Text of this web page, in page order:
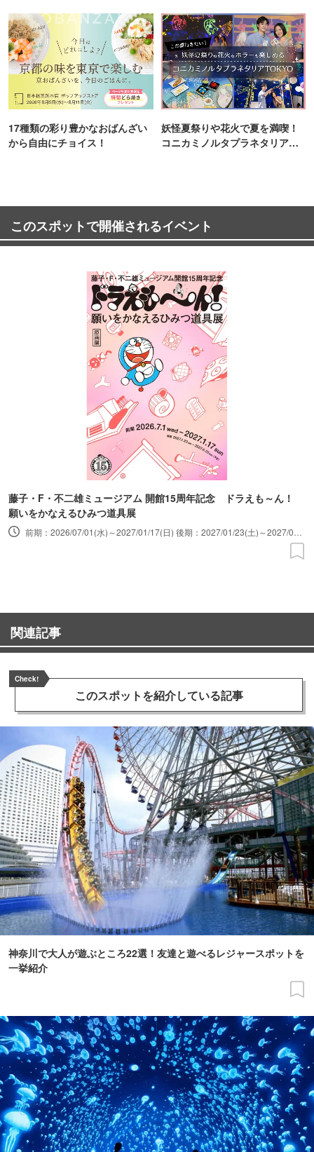
17種類の彩り豊かなおばんざい
から自由にチョイス！
妖怪夏祭りや花火で夏を満喫！
コニカミノルタプラネタリア
このスポットで開催されるイベント
藤子・F・不二雄ミュージアム 開館15周年記念 ドラえも～ん！
願いをかなえるひみつ道具展
前期：2026/07/01(水)～2027/01/17(日) 後期：2027/01/23(土)～2027/06/20(日)※予定 ※休館日：火曜日、年末年始 ※臨時休館、火曜特別開館あり
関連記事
Check!
このスポットを紹介している記事
神奈川で大人が遊ぶところ22選！友達と遊べるレジャースポットを
一挙紹介